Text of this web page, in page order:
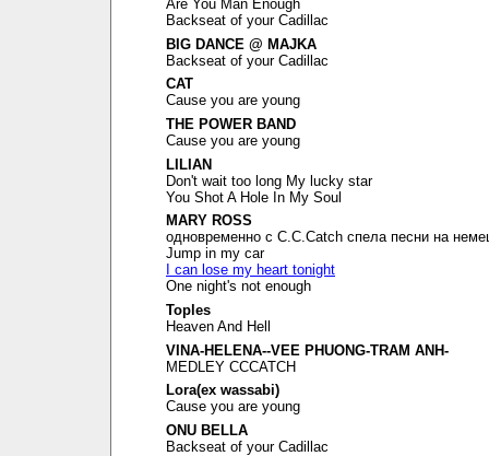
Are You Man Enough
Backseat of your Cadillac
BIG DANCE @ MAJKA
Backseat of your Cadillac
CAT
Cause you are young
THE POWER BAND
Cause you are young
LILIAN
Don't wait too long My lucky star
You Shot A Hole In My Soul
MARY ROSS
одновременно с C.C.Catch спела песни на
Jump in my car
I can lose my heart tonight
One night's not enough
Toples
Heaven And Hell
VINA-HELENA--VEE PHUONG-TRAM ANH-
MEDLEY CCCATCH
Lora(ex wassabi)
Cause you are young
ONU BELLA
Backseat of your Cadillac